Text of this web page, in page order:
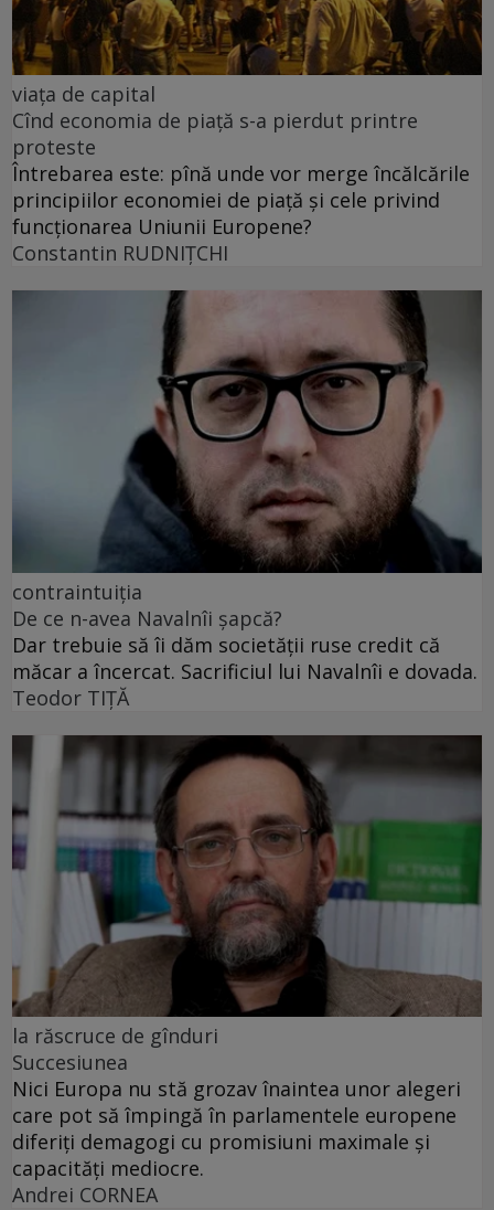
viața de capital
Cînd economia de piață s-a pierdut printre
proteste
Întrebarea este: pînă unde vor merge încălcările
principiilor economiei de piață și cele privind
funcționarea Uniunii Europene?
Constantin RUDNIŢCHI
contraintuiția
De ce n-avea Navalnîi șapcă?
Dar trebuie să îi dăm societății ruse credit că
măcar a încercat. Sacrificiul lui Navalnîi e dovada.
Teodor TIŢĂ
la răscruce de gînduri
Succesiunea
Nici Europa nu stă grozav înaintea unor alegeri
care pot să împingă în parlamentele europene
diferiți demagogi cu promisiuni maximale și
capacități mediocre.
Andrei CORNEA